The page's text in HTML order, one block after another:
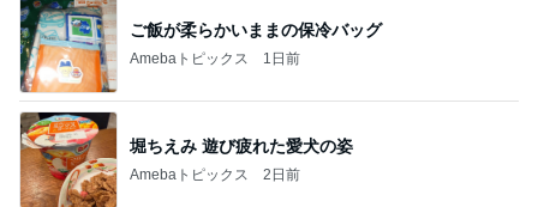
ご飯が柔らかいままの保冷バッグ
Amebaトピックス 1日前
堀ちえみ 遊び疲れた愛犬の姿
Amebaトピックス 2日前